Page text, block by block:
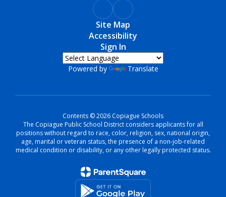
Site Map
Accessibility
Sign In
Powered by Translate
Contents © 2026 Copiague Schools
The Copiague Public School District considers applicants for all
positions without regard to race, color, religion, sex, national origin,
age, marital or veteran status, the presence of a non-job-related
medical condition or disability, or any other legally protected status.